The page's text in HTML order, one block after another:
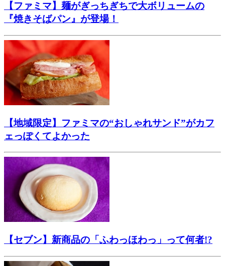
【ファミマ】麺がぎっちぎちで大ボリュームの
『焼きそばパン』が登場！
【地域限定】ファミマの“おしゃれサンド”がカフ
ェっぽくてよかった
【セブン】新商品の「ふわっほわっ」って何者!?